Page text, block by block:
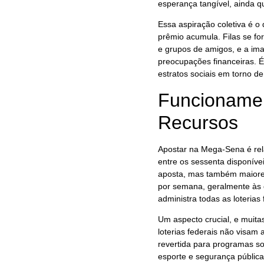
esperança tangível, ainda
Essa aspiração coletiva é
prêmio acumula. Filas se
e grupos de amigos, e a
preocupações financeiras.
estratos sociais em torno
Recursos
Apostar na Mega-Sena é
entre os sessenta
aposta, mas também
por semana, geralmente
administra todas as loterias
Um aspecto crucial, e
loterias federais não visam
revertida para programas
esporte e segurança